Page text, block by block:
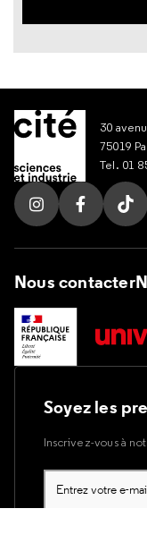
30
75019
Tel. 01
Suivez nous sur
Suivez
Nous contacter
Soyez les
Inscrivez-vous à